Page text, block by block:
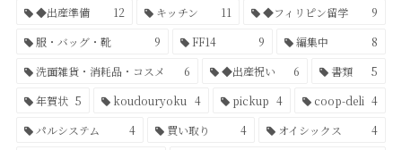
◆出産準備
12 キッチン 11 ◆フィリピン留学
9
服・バッグ・靴
9 FF14 9 編集中
8
洗面雑貨・消耗品・コスメ
6 ◆出産祝い 6 書類
5
年賀状 5 koudouryoku 4 pickup 4 coop-deli 4
パルシステム
4 買い取り 4 オイシックス
4